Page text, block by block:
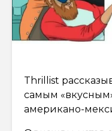
Thrillist
самым
американо-